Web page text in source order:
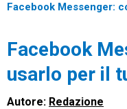
Facebook Messenger:
Facebook
usarlo per il
Autore: Redazione